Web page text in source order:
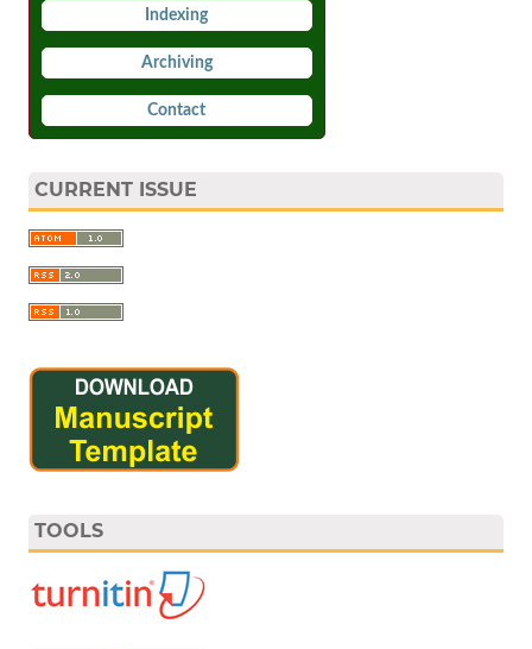
Indexing
Archiving
Contact
CURRENT ISSUE
TOOLS